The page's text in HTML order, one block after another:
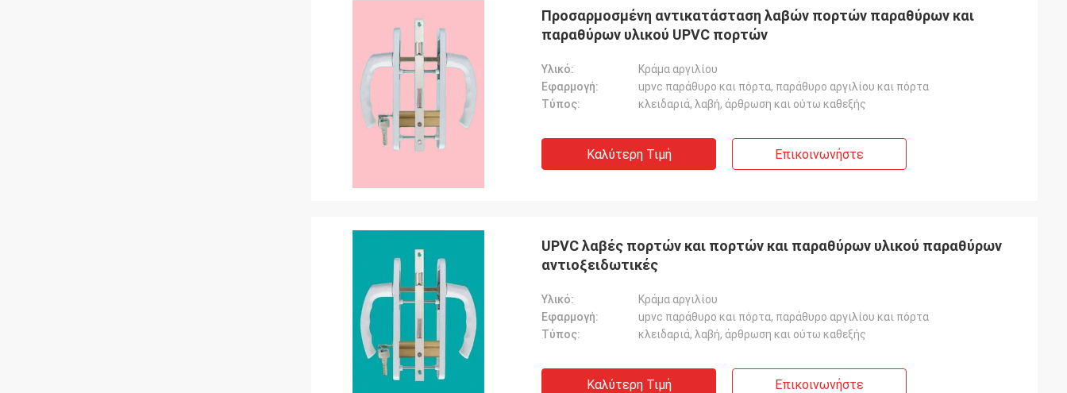
Προσαρμοσμένη αντικατάσταση λαβών πορτών παραθύρων και
παραθύρων υλικού UPVC πορτών
Υλικό:
Κράμα αργιλίου
Εφαρμογή:
upvc παράθυρο και πόρτα, παράθυρο αργιλίου και πόρτα
Τύπος:
κλειδαριά, λαβή, άρθρωση και ούτω καθεξής
Καλύτερη Τιμή Επικοινωνήστε
UPVC λαβές πορτών και πορτών και παραθύρων υλικού παραθύρων
αντιοξειδωτικές
Υλικό:
Κράμα αργιλίου
Εφαρμογή:
upvc παράθυρο και πόρτα, παράθυρο αργιλίου και πόρτα
Τύπος:
κλειδαριά, λαβή, άρθρωση και ούτω καθεξής
Καλύτερη Τιμή Επικοινωνήστε